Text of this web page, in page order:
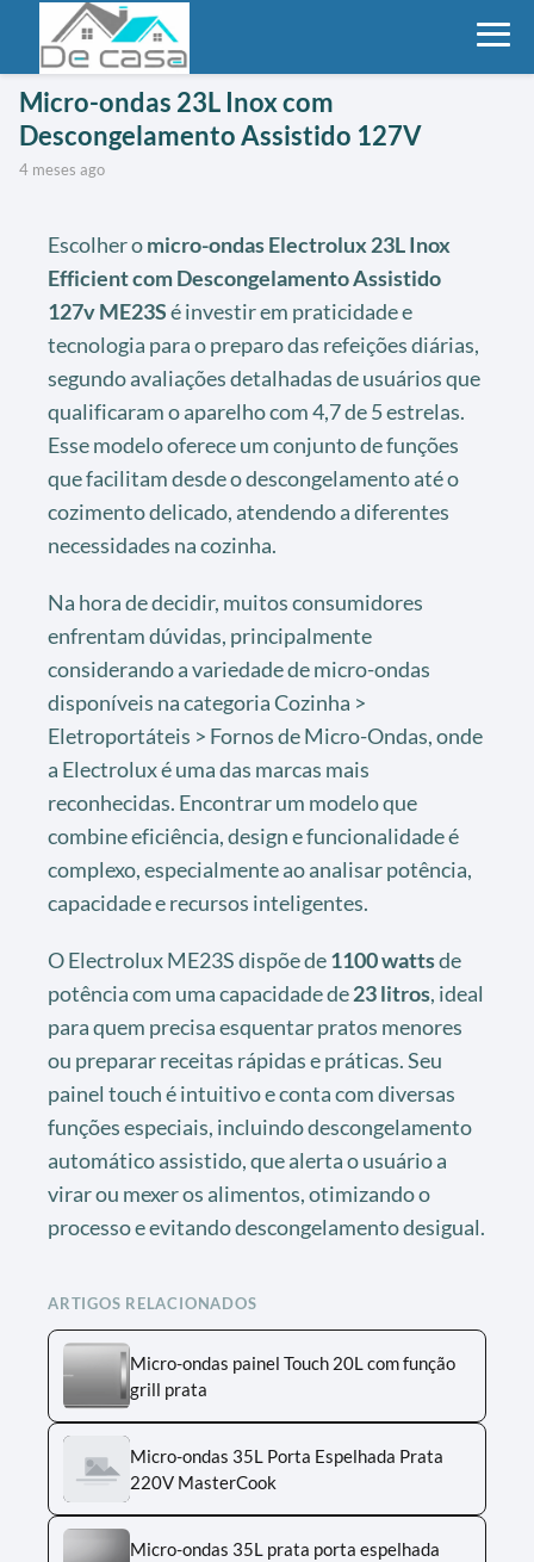
Micro-ondas 23L Inox com
Descongelamento Assistido 127V
4 meses ago
Escolher omicro-ondas Electrolux 23L Inox
Efficient com Descongelamento Assistido
127v ME23Sé investir em praticidade e
tecnologia para o preparo das refeições diárias,
segundo avaliações detalhadas de usuários que
qualificaram o aparelho com 4,7 de 5 estrelas.
Esse modelo oferece um conjunto de funções
que facilitam desde o descongelamento até o
cozimento delicado, atendendo a diferentes
necessidades na cozinha.
Na hora de decidir, muitos consumidores
enfrentam dúvidas, principalmente
considerando a variedade de micro-ondas
disponíveis na categoria Cozinha >
Eletroportáteis > Fornos de Micro-Ondas, onde
a Electrolux é uma das marcas mais
reconhecidas. Encontrar um modelo que
combine eficiência, design e funcionalidade é
complexo, especialmente ao analisar potência,
capacidade e recursos inteligentes.
O Electrolux ME23S dispõe de1100 wattsde
potência com uma capacidade de23 litros, ideal
para quem precisa esquentar pratos menores
ou preparar receitas rápidas e práticas. Seu
painel touch é intuitivo e conta com diversas
funções especiais, incluindo descongelamento
automático assistido, que alerta o usuário a
virar ou mexer os alimentos, otimizando o
processo e evitando descongelamento desigual.
ARTIGOS RELACIONADOS
Micro-ondas painel Touch 20L com função
grill prata
Micro-ondas 35L Porta Espelhada Prata
220V MasterCook
Micro-ondas 35L prata porta espelhada